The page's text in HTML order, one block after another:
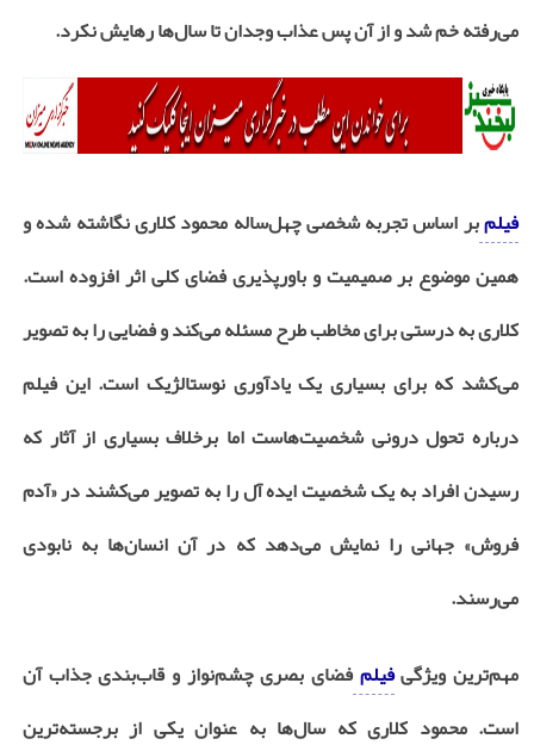
می‌رفته خم شد و از آن پس عذاب وجدان تا سال‌ها رهایش نکرد.
فیلمبر اساس تجربه شخصی چهل‌ساله محمود کلاری نگاشته شده و
همین موضوع بر صمیمیت و باورپذیری فضای کلی اثر افزوده است.
کلاری به درستی برای مخاطب طرح مسئله می‌کند و فضایی را به تصویر
می‌کشد که برای بسیاری یک یادآوری نوستالژیک است. این فیلم
درباره تحول درونی شخصیت‌هاست اما برخلاف بسیاری از آثار که
رسیدن افراد به یک شخصیت ایده آل را به تصویر می‌کشند در «آدم
فروش» جهانی را نمایش می‌دهد که در آن انسان‌ها به نابودی
می‌رسند.
مهم‌ترین ویژگیفیلمفضای بصری چشم‌نواز و قاب‌بندی جذاب آن
است. محمود کلاری که سال‌ها به عنوان یکی از برجسته‌ترین